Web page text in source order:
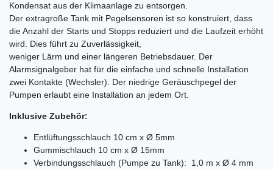
Kondensat aus der Klimaanlage zu entsorgen.
Der extragroße Tank mit Pegelsensoren ist so konstruiert, dass
die Anzahl der Starts und Stopps reduziert und die Laufzeit erhöht
wird. Dies führt zu Zuverlässigkeit,
weniger Lärm und einer längeren Betriebsdauer. Der
Alarmsignalgeber hat für die einfache und schnelle Installation
zwei Kontakte (Wechsler). Der niedrige Geräuschpegel der
Pumpen erlaubt eine Installation an jedem Ort.
Inklusive Zubehör:
Entlüftungsschlauch 10 cm x Ø 5mm
Gummischlauch 10 cm x Ø 15mm
Verbindungsschlauch (Pumpe zu Tank): 1,0 m x Ø 4 mm